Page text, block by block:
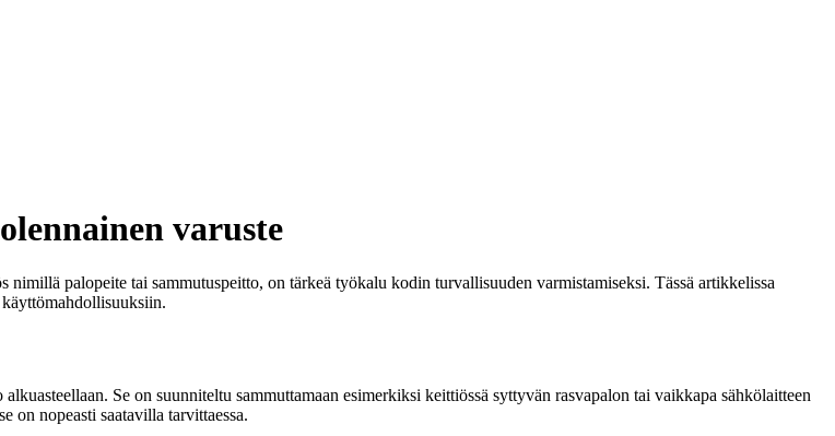
varuste
palopeite tai sammutuspeitto, on tärkeä työkalu kodin turvallisuuden varmistamiseksi. Tässä artikkelissa
Se on suunniteltu sammuttamaan esimerkiksi keittiössä syttyvän rasvapalon tai vaikkapa sähkölaitteen
on nopeasti saatavilla tarvittaessa.